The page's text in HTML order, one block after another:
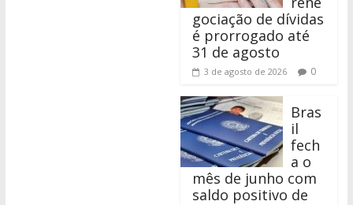
gociação de dívidas
é prorrogado até
31 de agosto
3 de agosto de 2026 0
Bras
il
fech
a o
mês de junho com
saldo positivo de